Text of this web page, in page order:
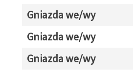
Gniazda we/wy
Gniazda we/wy
Gniazda we/wy